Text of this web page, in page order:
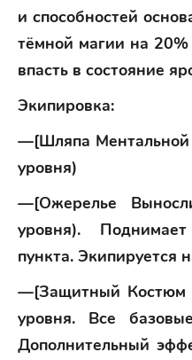
и способностей
тёмной магии на 20%
впасть в состояние
Экипировка:
—[Шляпа
уровня)
—[Ожерелье
уровня).
пункта. Экипируется
—[Защитный Костюм
уровня. Все
Дополнительный